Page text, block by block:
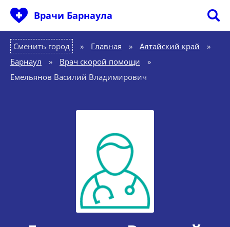
Врачи Барнаула
Сменить город Главная » Алтайский край
»
Барнаул
» Врач скорой помощи
»
Емельянов Василий Владимирович